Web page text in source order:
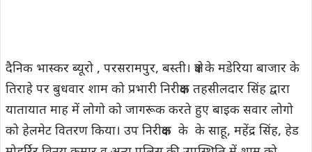
दैनिक भास्कर ब्यूरो , परसरामपुर, बस्ती। क्षेत्र के मडेरिया बाजार के
तिराहे पर बुधवार शाम को प्रभारी निरीक्षक तहसीलदार सिंह द्वारा
यातायात माह में लोगो को जागरूक करते हुए बाइक सवार लोगो
को हेलमेट वितरण किया। उप निरीक्षक के के साहू, महेंद्र सिंह, हेड